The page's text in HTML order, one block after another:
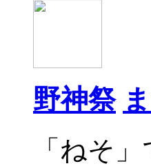
野神祭
「ねそ